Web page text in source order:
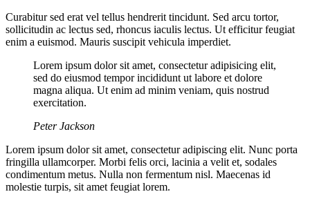
Curabitur sed erat vel tellus hendrerit tincidunt. Sed arcu tortor,
sollicitudin ac lectus sed, rhoncus iaculis lectus. Ut efficitur feugiat
enim a euismod. Mauris suscipit vehicula imperdiet.
Lorem ipsum dolor sit amet, consectetur adipisicing elit,
sed do eiusmod tempor incididunt ut labore et dolore
magna aliqua. Ut enim ad minim veniam, quis nostrud
exercitation.
Peter Jackson
Lorem ipsum dolor sit amet, consectetur adipiscing elit. Nunc porta
fringilla ullamcorper. Morbi felis orci, lacinia a velit et, sodales
condimentum metus. Nulla non fermentum nisl. Maecenas id
molestie turpis, sit amet feugiat lorem.